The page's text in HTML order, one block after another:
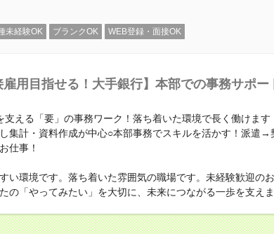
未経験OK ブランクOK WEB登録・面接OK
雇用目指せる！大手銀行】本部での事務サポー
支える「要」の事務ワーク！落ち着いた環境で長く働けます
集計・資料作成が中心○本部事務でスキルを活かす！派遣→
仕事！
い環境です。落ち着いた雰囲気の職場です。未経験歓迎の
の「やってみたい」を大切に、未来につながる一歩を支えま